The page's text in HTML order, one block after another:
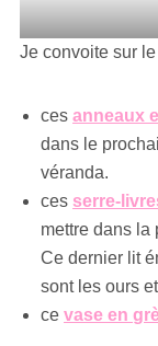
Je convoite sur le
cesanneaux
dans le
véranda.
ces serre-
mettre dans la
Ce dernier lit
sont les ours
cevase en